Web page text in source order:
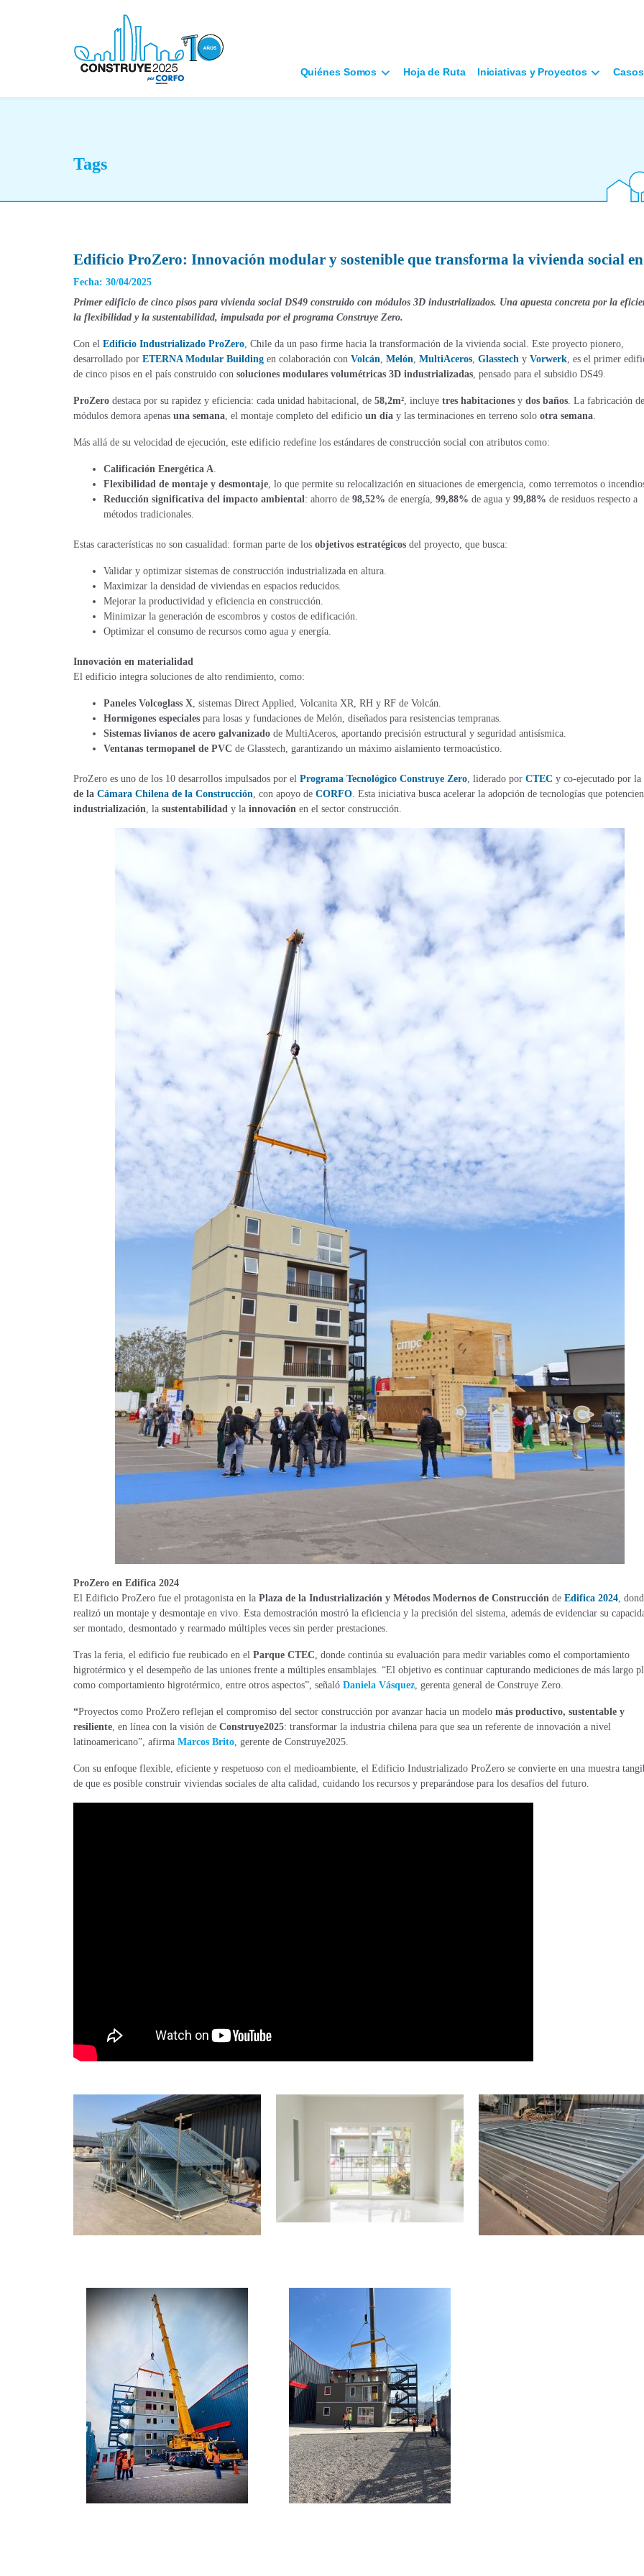
Quiénes Somos Hoja de Ruta Iniciativas y Proyectos
Tags
Edificio ProZero: Innovación modular y sostenible que transforma la vivienda social
Fecha: 30/04/2025
Primer edificio de cinco pisos para vivienda social DS49 construido con módulos 3D industrializados. Una apuesta concreta por la
la flexibilidad y la sustentabilidad, impulsada por el programa Construye Zero.
Con el Edificio Industrializado ProZero, Chile da un paso firme hacia la transformación de la vivienda social. Este proyecto pionero,
desarrollado por ETERNA Modular Building en colaboración con Volcán, Melón, MultiAceros, Glasstech y Vorwerk, es el primer
de cinco pisos en el país construido con soluciones modulares volumétricas 3D industrializadas, pensado para el subsidio DS49.
ProZero destaca por su rapidez y eficiencia: cada unidad habitacional, de 58,2m², incluye tres habitaciones y dos baños. La fabricación
módulos demora apenas una semana, el montaje completo del edificio un día y las terminaciones en terreno solo otra semana​.
Más allá de su velocidad de ejecución, este edificio redefine los estándares de construcción social con atributos como:
Calificación Energética A.
Flexibilidad de montaje y desmontaje, lo que permite su relocalización en situaciones de emergencia, como terremotos o
Reducción significativa del impacto ambiental: ahorro de 98,52% de energía, 99,88% de agua y 99,88% de residuos respecto a
métodos tradicionales​.
Estas características no son casualidad: forman parte de los objetivos estratégicos del proyecto, que busca:
Validar y optimizar sistemas de construcción industrializada en altura.
Maximizar la densidad de viviendas en espacios reducidos.
Mejorar la productividad y eficiencia en construcción.
Minimizar la generación de escombros y costos de edificación.
Optimizar el consumo de recursos como agua y energía​.
Innovación en materialidad
El edificio integra soluciones de alto rendimiento, como:
Paneles Volcoglass X, sistemas Direct Applied, Volcanita XR, RH y RF de Volcán​.
Hormigones especiales para losas y fundaciones de Melón, diseñados para resistencias tempranas​.
Sistemas livianos de acero galvanizado de MultiAceros, aportando precisión estructural y seguridad antisísmica​.
Ventanas termopanel de PVC de Glasstech, garantizando un máximo aislamiento termoacústico​.
ProZero es uno de los 10 desarrollos impulsados por el Programa Tecnológico Construye Zero, liderado por CTEC y co-ejecutado por la
de la Cámara Chilena de la Construcción, con apoyo de CORFO​. Esta iniciativa busca acelerar la adopción de tecnologías que
industrialización, la sustentabilidad y la innovación en el sector construcción​.
ProZero en Edifica 2024
El Edificio ProZero fue el protagonista en la Plaza de la Industrialización y Métodos Modernos de Construcción de Edifica 2024,
realizó un montaje y desmontaje en vivo. Esta demostración mostró la eficiencia y la precisión del sistema, además de evidenciar su
ser montado, desmontado y rearmado múltiples veces sin perder prestaciones​.
Tras la feria, el edificio fue reubicado en el Parque CTEC, donde continúa su evaluación para medir variables como el comportamiento
higrotérmico y el desempeño de las uniones frente a múltiples ensamblajes​. “El objetivo es continuar capturando mediciones de más largo
como comportamiento higrotérmico, entre otros aspectos”, señaló Daniela Vásquez, gerenta general de Construye Zero.
“Proyectos como ProZero reflejan el compromiso del sector construcción por avanzar hacia un modelo más productivo, sustentable y
resiliente, en línea con la visión de Construye2025: transformar la industria chilena para que sea un referente de innovación a nivel
latinoamericano​”, afirma Marcos Brito, gerente de Construye2025.
Con su enfoque flexible, eficiente y respetuoso con el medioambiente, el Edificio Industrializado ProZero se convierte en una muestra
de que es posible construir viviendas sociales de alta calidad, cuidando los recursos y preparándose para los desafíos del futuro.